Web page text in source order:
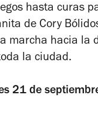
hasta curas
de Cory
marcha hacia la
la ciudad.
21 de